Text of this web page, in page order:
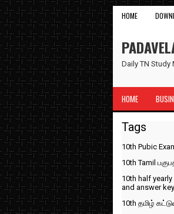
HOME
Daily TN
HOME
Tags
10th Pubic
10th Tamil
10th half
and answer key
10th தமிழ்